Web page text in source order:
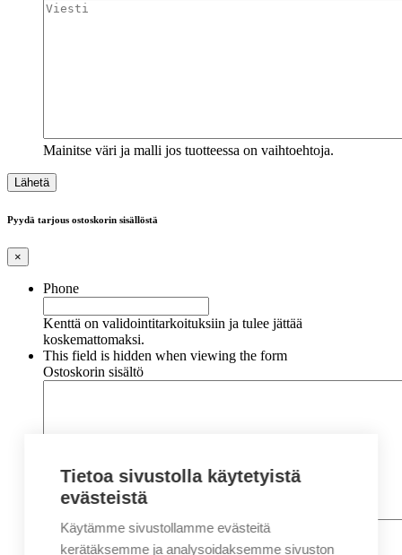
Mainitse väri ja malli jos tuotteessa on vaihtoehtoja.
Pyydä tarjous ostoskorin sisällöstä
×
Phone
Kenttä on validointitarkoituksiin ja tulee jättää
koskemattomaksi.
This field is hidden when viewing the form
Ostoskorin sisältö
Nimi*
Etunimi
Tietoa sivustolla käytetyistä
evästeistä
Käytämme sivustollamme evästeitä
kerätäksemme ja analysoidaksemme sivuston